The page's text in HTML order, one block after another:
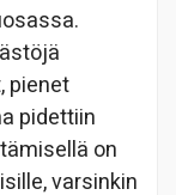
pienet
pidettiin
on
varsinkin